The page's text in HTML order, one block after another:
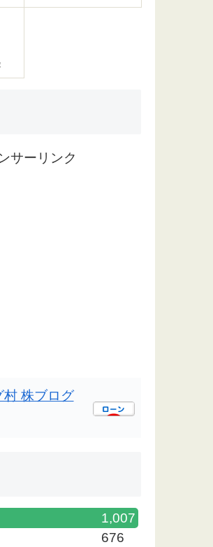
サーリンク
1,007
676